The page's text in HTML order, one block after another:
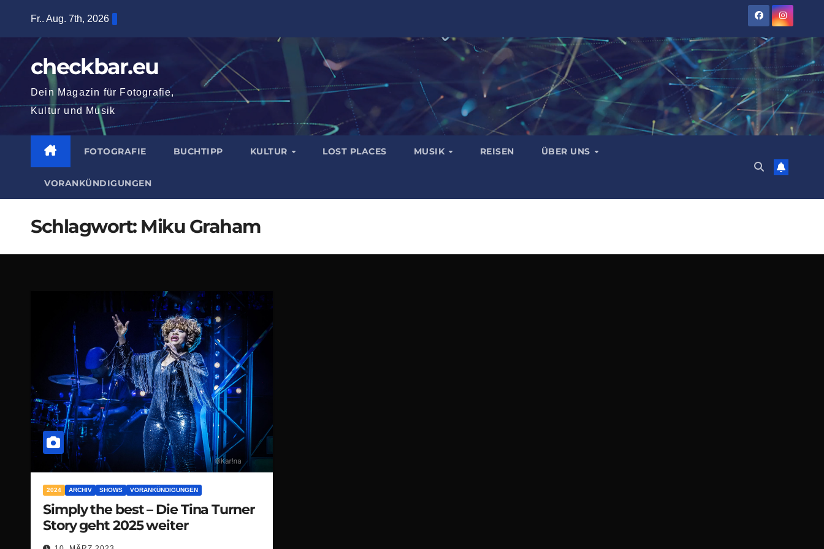
springen
Fr.. Aug. 7th, 2026
checkbar.eu
Dein Magazin für Fotografie,
Kultur und Musik
FOTOGRAFIE BUCHTIPP KULTUR LOST PLACES MUSIK REISEN ÜBER UNS
VORANKÜNDIGUNGEN
Schlagwort: Miku Graham
2024 ARCHIV SHOWS VORANKÜNDIGUNGEN
Simply the best – Die Tina Turner
Story geht 2025 weiter